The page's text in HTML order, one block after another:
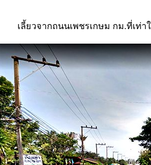
เลี้ยวจากถนนเพชรเกษม กม.ที่เท่